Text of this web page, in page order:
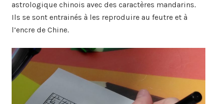
astrologique chinois avec des caractères mandarins.
Ils se sont entrainés à les reproduire au feutre et à
l’encre de Chine.